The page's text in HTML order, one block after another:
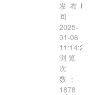
发布时
间：
2025-
01-06
11:14:20
浏览
次
数：
1878